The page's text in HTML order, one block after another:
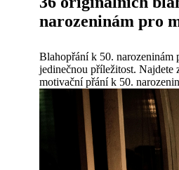
narozeninám pro
Blahopřání k 50. narozeninám
jedinečnou příležitost. Najdete
motivační přání k 50.